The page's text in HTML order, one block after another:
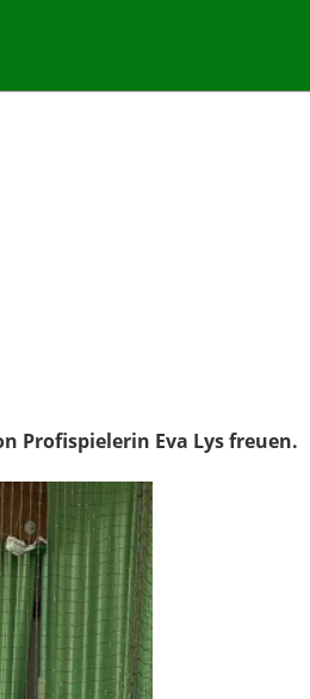
Profispielerin Eva Lys freuen.